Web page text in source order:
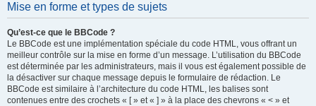
Mise en forme et types de sujets
Qu’est-ce que le BBCode ?
Le BBCode est une implémentation spéciale du code HTML, vous offrant un
meilleur contrôle sur la mise en forme d’un message. L’utilisation du BBCode
est déterminée par les administrateurs, mais il vous est également possible de
la désactiver sur chaque message depuis le formulaire de rédaction. Le
BBCode est similaire à l’architecture du code HTML, les balises sont
contenues entre des crochets « [ » et « ] » à la place des chevrons « < » et